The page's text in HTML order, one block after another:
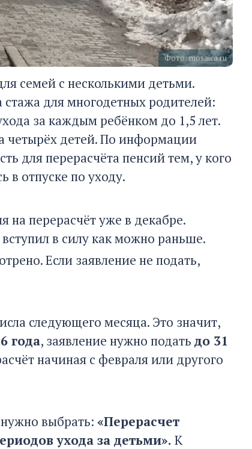
Фото: mosaica.ru
семей с несколькими детьми.
для многодетных родителей:
за каждым ребёнком до 1,5 лет.
четырёх детей. По информации
для перерасчёта пенсий тем, у кого
в отпуске по уходу.
на перерасчёт уже в декабре.
в силу как можно раньше.
Если заявление не подать,
следующего месяца. Это значит,
года, заявление нужно подать до 31
начиная с февраля или другого
выбрать: «Перерасчет
ухода за детьми». К